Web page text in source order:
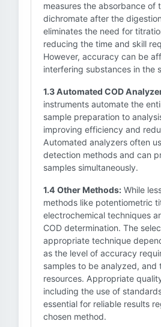
measures the absorbance of
dichromate after the
eliminates the need for
reducing the time and skill
However, accuracy can be
interfering substances in the
1.3 Automated COD
instruments automate the
sample preparation to
improving efficiency and
Automated analyzers often
detection methods and can
samples simultaneously.
1.4 Other Methods: While
methods like potentiometric
electrochemical techniques
COD determination. The
appropriate technique
as the level of accuracy
samples to be analyzed, and
resources. Appropriate
including the use of
essential for reliable results
chosen method.